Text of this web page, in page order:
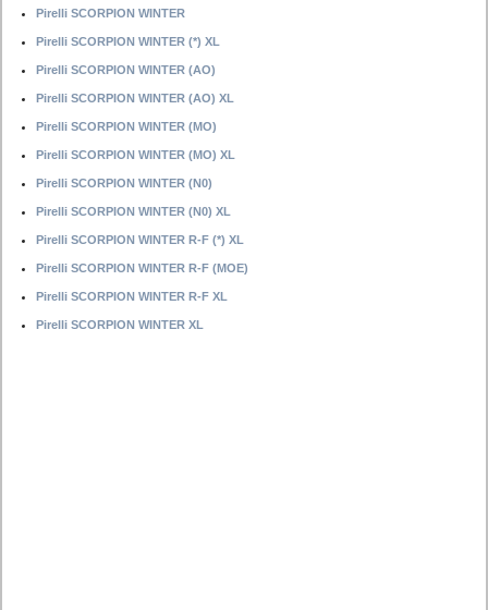
Pirelli SCORPION WINTER
Pirelli SCORPION WINTER (*) XL
Pirelli SCORPION WINTER (AO)
Pirelli SCORPION WINTER (AO) XL
Pirelli SCORPION WINTER (MO)
Pirelli SCORPION WINTER (MO) XL
Pirelli SCORPION WINTER (N0)
Pirelli SCORPION WINTER (N0) XL
Pirelli SCORPION WINTER R-F (*) XL
Pirelli SCORPION WINTER R-F (MOE)
Pirelli SCORPION WINTER R-F XL
Pirelli SCORPION WINTER XL